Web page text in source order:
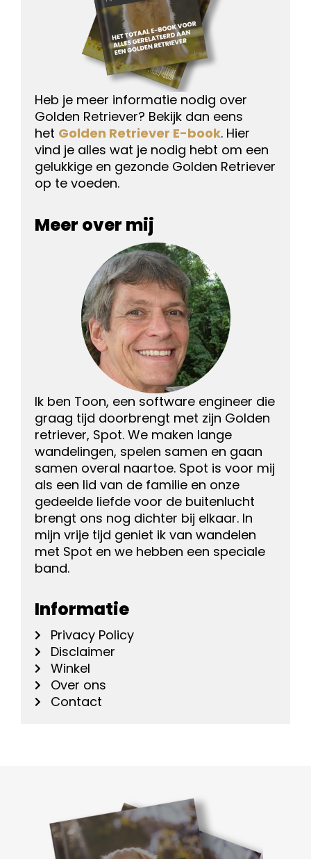
Heb je meer informatie nodig over
Golden Retriever? Bekijk dan eens
het Golden Retriever E-book. Hier
vind je alles wat je nodig hebt om een
gelukkige en gezonde Golden Retriever
op te voeden.
Meer over mij
Ik ben Toon, een software engineer die
graag tijd doorbrengt met zijn Golden
retriever, Spot. We maken lange
wandelingen, spelen samen en gaan
samen overal naartoe. Spot is voor mij
als een lid van de familie en onze
gedeelde liefde voor de buitenlucht
brengt ons nog dichter bij elkaar. In
mijn vrije tijd geniet ik van wandelen
met Spot en we hebben een speciale
band.
Informatie
Privacy Policy
Disclaimer
Winkel
Over ons
Contact